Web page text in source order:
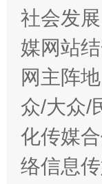
习近
社会发
媒网站
网主阵
众/大众/
化传媒
络信息